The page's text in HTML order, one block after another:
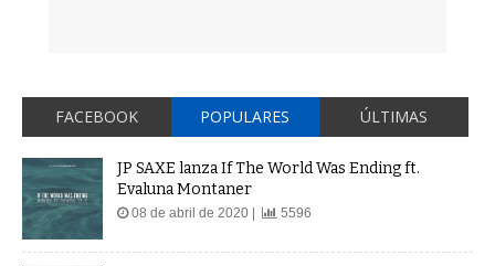
FACEBOOK POPULARES ÚLTIMAS
JP SAXE lanza If The World Was Ending ft.
Evaluna Montaner
08 de abril de 2020 | 5596